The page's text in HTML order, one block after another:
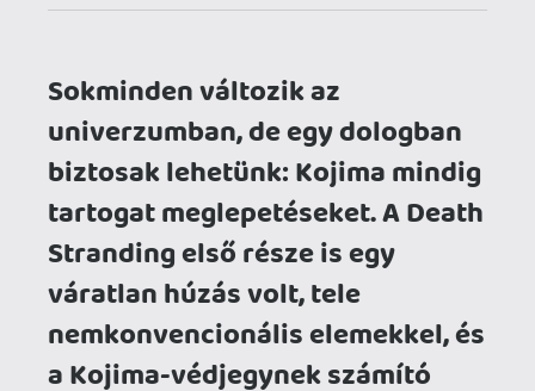
lepte meg a PS-portokkal akkor
még csak ritkásan találkozó
gamereket. A második rész
persze minden téren emelte a
tétet, Csaba kollégámszépen
körbe is jártaaz ezzel
kapcsolatos kérdéseket. Most
pedig itt az idő, hogy az "On the
Beach" pécés kiadásának
körmére nézzünk!